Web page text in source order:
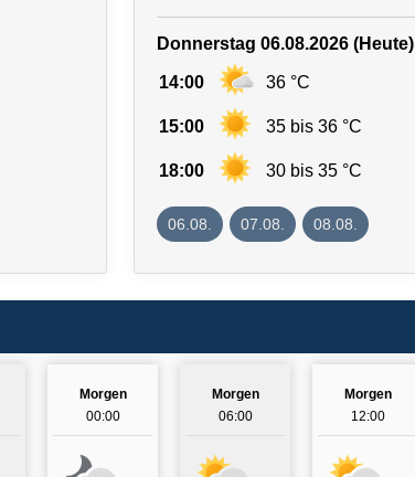
Donnerstag 06.08.2026 (Heute)
14:00 36 °C
15:00 35 bis 36 °C
18:00 30 bis 35 °C
06.08. 07.08. 08.08.
Morgen
00:00
Morgen
06:00
Morgen
12:00